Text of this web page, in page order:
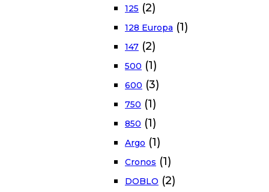
125 (2)
128 Europa (1)
147 (2)
500 (1)
600 (3)
750 (1)
850 (1)
Argo (1)
Cronos (1)
DOBLO (2)